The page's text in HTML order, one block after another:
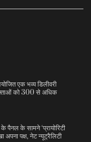
एक भव्य डिलीवरी
को 300 से अधिक
पैनल के सामने ‘प्रायोरिटी
अपना पक्ष, नेट न्यूट्रैलिटी